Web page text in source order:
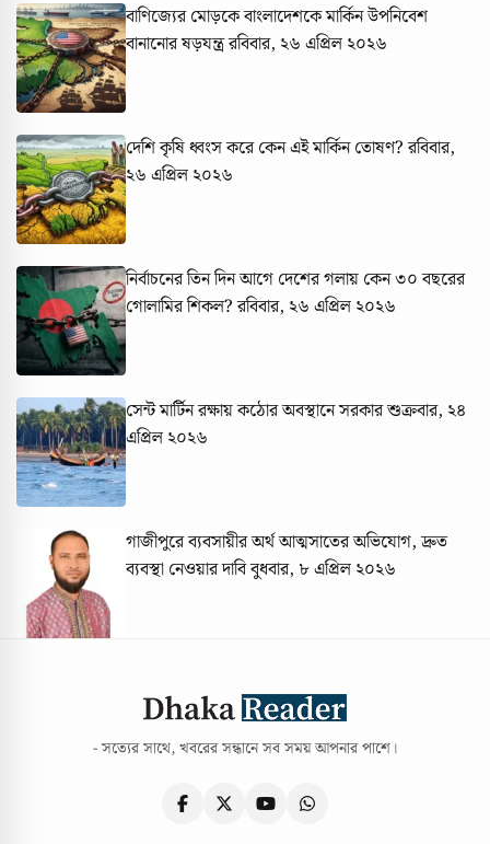
বাণিজ্যের মোড়কে বাংলাদেশকে মার্কিন উপনিবেশ
বানানোর ষড়যন্ত্ররবিবার, ২৬ এপ্রিল ২০২৬
দেশি কৃষি ধ্বংস করে কেন এই মার্কিন তোষণ? রবিবার,
২৬ এপ্রিল ২০২৬
নির্বাচনের তিন দিন আগে দেশের গলায় কেন ৩০ বছরের
গোলামির শিকল? রবিবার, ২৬ এপ্রিল ২০২৬
সেন্ট মার্টিন রক্ষায় কঠোর অবস্থানে সরকারশুক্রবার, ২৪
এপ্রিল ২০২৬
গাজীপুরে ব্যবসায়ীর অর্থ আত্মসাতের অভিযোগ, দ্রুত
ব্যবস্থা নেওয়ার দাবিবুধবার, ৮ এপ্রিল ২০২৬
- সত্যের সাথে, খবরের সন্ধানে সব সময় আপনার পাশে।